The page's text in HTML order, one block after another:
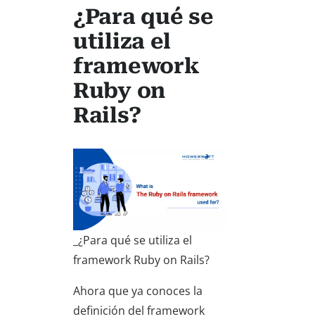
¿Para qué se
utiliza el
framework
Ruby on
Rails?
_¿Para qué se utiliza el
framework Ruby on Rails?
Ahora que ya conoces la
definición del framework